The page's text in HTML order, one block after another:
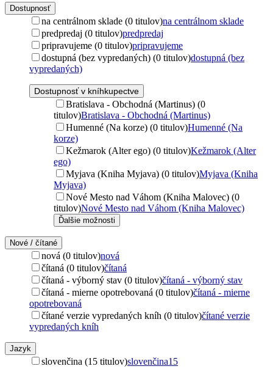
Dostupnosť
na centrálnom sklade (0 titulov)na centrálnom sklade
predpredaj (0 titulov)predpredaj
pripravujeme (0 titulov)pripravujeme
dostupná (bez vypredaných) (0 titulov)dostupná (bez
vypredaných)
Dostupnosť v kníhkupectve
Bratislava - Obchodná (Martinus) (0
titulov)Bratislava - Obchodná (Martinus)
Humenné (Na korze) (0 titulov)Humenné (Na
korze)
Kežmarok (Alter ego) (0 titulov)Kežmarok (Alter
ego)
Myjava (Kniha Myjava) (0 titulov)Myjava (Kniha
Myjava)
Nové Mesto nad Váhom (Kniha Malovec) (0
titulov)Nové Mesto nad Váhom (Kniha Malovec)
Ďalšie možnosti
Nové / čítané
nová (0 titulov)nová
čítaná (0 titulov)čítaná
čítaná - výborný stav (0 titulov)čítaná - výborný stav
čítaná - mierne opotrebovaná (0 titulov)čítaná - mierne
opotrebovaná
čítané verzie vypredaných kníh (0 titulov)čítané verzie
vypredaných kníh
Jazyk
slovenčina (15 titulov)slovenčina15